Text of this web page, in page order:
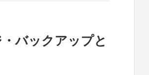
バックアップと